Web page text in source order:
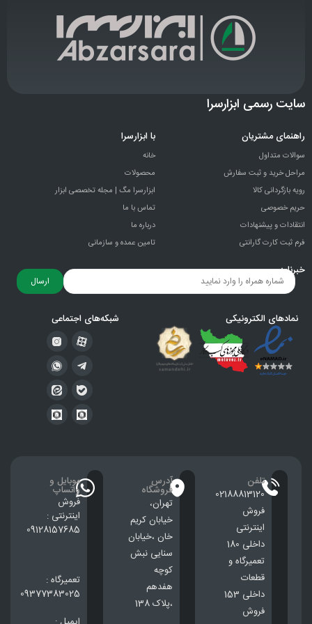
سایت رسمی ابزارسرا
راهنمای مشتریان
سوالات متداول
مراحل خرید و ثبت سفارش
رویه بازگردانی کالا
حریم خصوصی
انتقادات و پيشنهادات
فرم ثبت کارت گارانتی
با ابزارسرا
خانه
محصولات
ابزارسرا مگ | مجله تخصصی ابزار
تماس با ما
درباره ما
تامین عمده و سازمانی
خبرنامه
ارسال
نمادهای الکترونیکی شبکه‌های اجتماعی
تلفن
02188813120
فروش
اینترنتی
داخلی 180
تعمیرگاه و
قطعات
داخلی 153
فروش
آدرس
فروشگاه
تهران،
خيابان كريم
خان ،خيابان
سنایی نبش
کوچه
هفدهم
،پلاک 138
موبایل و
واتساپ
فروش
اینترنتی :
09128157685
تعمیرگاه :
09377383025